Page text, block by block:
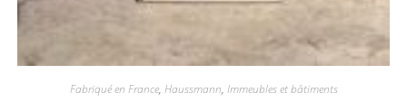
Fabriqué en France, Haussmann, Immeubles et bâtiments